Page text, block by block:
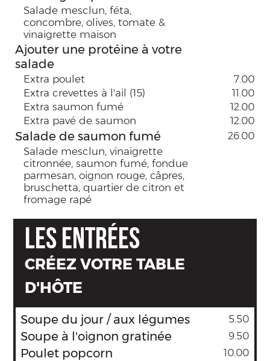
Salade mesclun, féta,
concombre, olives, tomate &
vinaigrette maison
Ajouter une protéine à votre
salade
Extra poulet 7.00
Extra crevettes à l'ail (15) 11.00
Extra saumon fumé 12.00
Extra pavé de saumon 12.00
Salade de saumon fumé 26.00
Salade mesclun, vinaigrette
citronnée, saumon fumé, fondue
parmesan, oignon rouge, câpres,
bruschetta, quartier de citron et
fromage rapé
LES ENTRÉES
CRÉEZ VOTRE TABLE
D'HÔTE
Soupe du jour / aux légumes 5.50
Soupe à l'oignon gratinée 9.50
Poulet popcorn 10.00